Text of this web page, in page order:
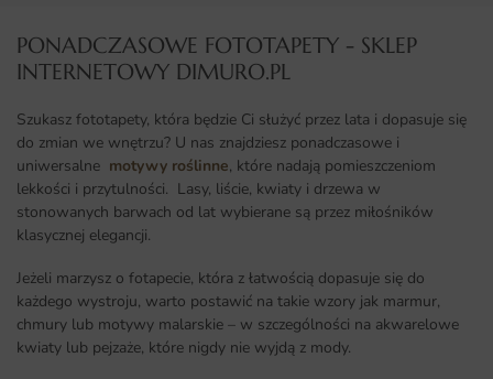
PONADCZASOWE FOTOTAPETY - SKLEP
INTERNETOWY DIMURO.PL​
Szukasz fototapety, która będzie Ci służyć przez lata i dopasuje się
do zmian we wnętrzu? U nas znajdziesz ponadczasowe i
uniwersalne motywy roślinne, które nadają pomieszczeniom
lekkości i przytulności. Lasy, liście, kwiaty i drzewa w
stonowanych barwach od lat wybierane są przez miłośników
klasycznej elegancji.
Jeżeli marzysz o fotapecie, która z łatwością dopasuje się do
każdego wystroju, warto postawić na takie wzory jak marmur,
chmury lub motywy malarskie – w szczególności na akwarelowe
kwiaty lub pejzaże, które nigdy nie wyjdą z mody.